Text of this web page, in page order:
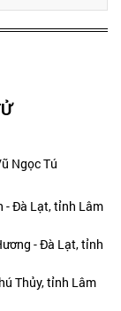
Ngọc Tú
- Đà Lạt, tỉnh Lâm
- Đà Lạt, tỉnh
Thủy, tỉnh Lâm